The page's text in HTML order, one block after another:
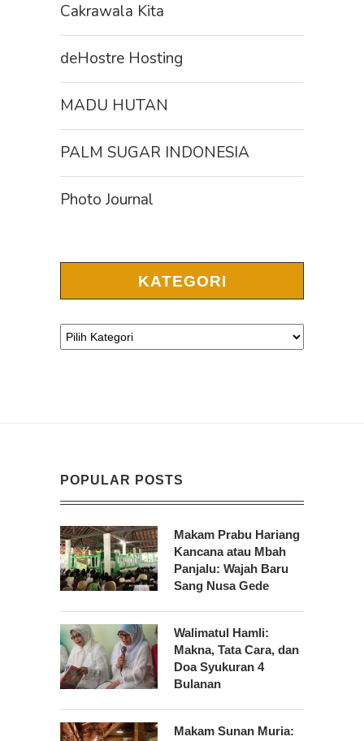
Cakrawala Kita
deHostre Hosting
MADU HUTAN
PALM SUGAR INDONESIA
Photo Journal
KATEGORI
POPULAR POSTS
Makam Prabu Hariang
Kancana atau Mbah
Panjalu: Wajah Baru
Sang Nusa Gede
Walimatul Hamli:
Makna, Tata Cara, dan
Doa Syukuran 4
Bulanan
Makam Sunan Muria: